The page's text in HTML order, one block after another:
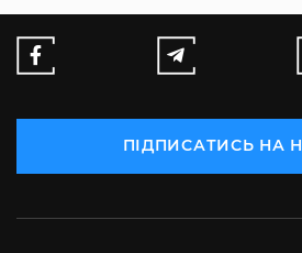
ПІДПИСАТИСЬ НА